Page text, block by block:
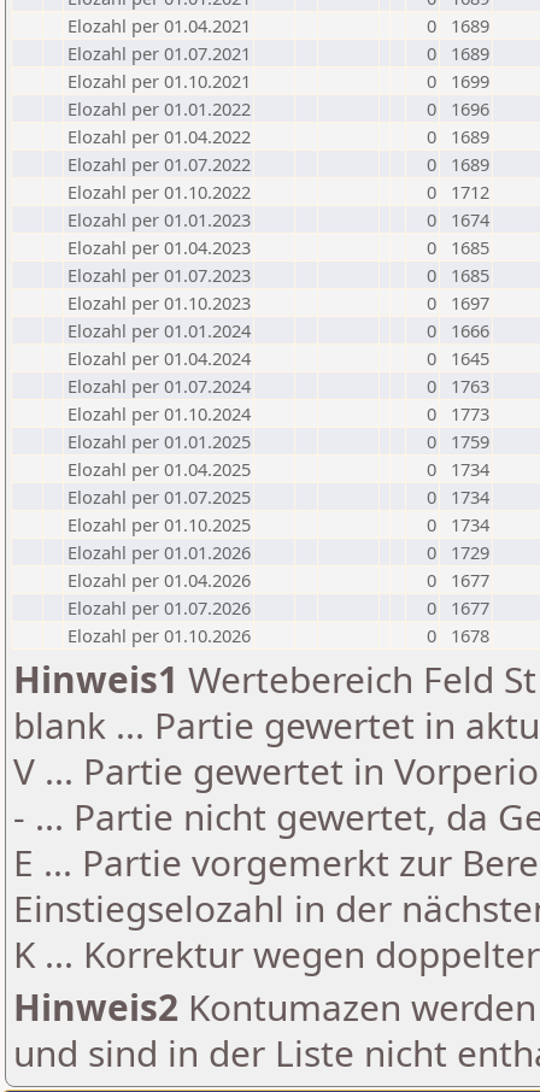
Elozahl per 01.04.2021
0
1689
Elozahl per 01.07.2021
0
1689
Elozahl per 01.10.2021
0
1699
Elozahl per 01.01.2022
0
1696
Elozahl per 01.04.2022
0
1689
Elozahl per 01.07.2022
0
1689
Elozahl per 01.10.2022
0
1712
Elozahl per 01.01.2023
0
1674
Elozahl per 01.04.2023
0
1685
Elozahl per 01.07.2023
0
1685
Elozahl per 01.10.2023
0
1697
Elozahl per 01.01.2024
0
1666
Elozahl per 01.04.2024
0
1645
Elozahl per 01.07.2024
0
1763
Elozahl per 01.10.2024
0
1773
Elozahl per 01.01.2025
0
1759
Elozahl per 01.04.2025
0
1734
Elozahl per 01.07.2025
0
1734
Elozahl per 01.10.2025
0
1734
Elozahl per 01.01.2026
0
1729
Elozahl per 01.04.2026
0
1677
Elozahl per 01.07.2026
0
1677
Elozahl per 01.10.2026
0 1678
Hinweis1 Wertebereich Feld
blank ... Partie gewertet in
V ... Partie gewertet in
- ... Partie nicht gewertet, da
E ... Partie vorgemerkt zur
Einstiegselozahl in der
K ... Korrektur wegen
Hinweis2 Kontumazen
und sind in der Liste nicht